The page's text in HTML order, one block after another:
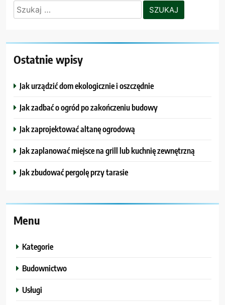
Szukaj:
Ostatnie wpisy
Jak urządzić dom ekologicznie i oszczędnie
Jak zadbać o ogród po zakończeniu budowy
Jak zaprojektować altanę ogrodową
Jak zaplanować miejsce na grill lub kuchnię zewnętrzną
Jak zbudować pergolę przy tarasie
Menu
Kategorie
Budownictwo
Usługi